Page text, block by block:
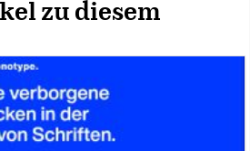
zu diesem